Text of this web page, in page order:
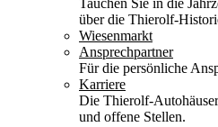
Tauchen Sie in die
über die Thierolf-
Wiesenmarkt
Ansprechpartner
Für die persönliche
Karriere
Die Thierolf-
und offene Stellen.